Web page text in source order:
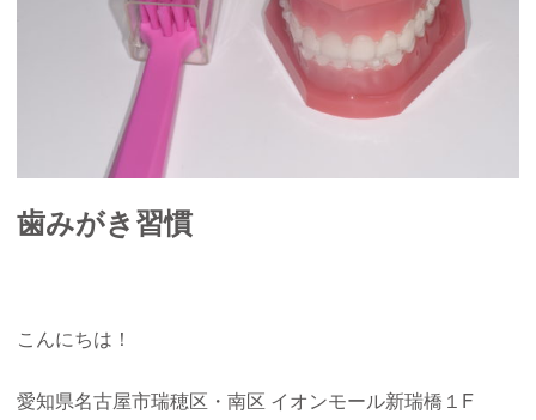
歯みがき習慣
こんにちは！
愛知県名古屋市瑞穂区・南区 イオンモール新瑞橋１ F